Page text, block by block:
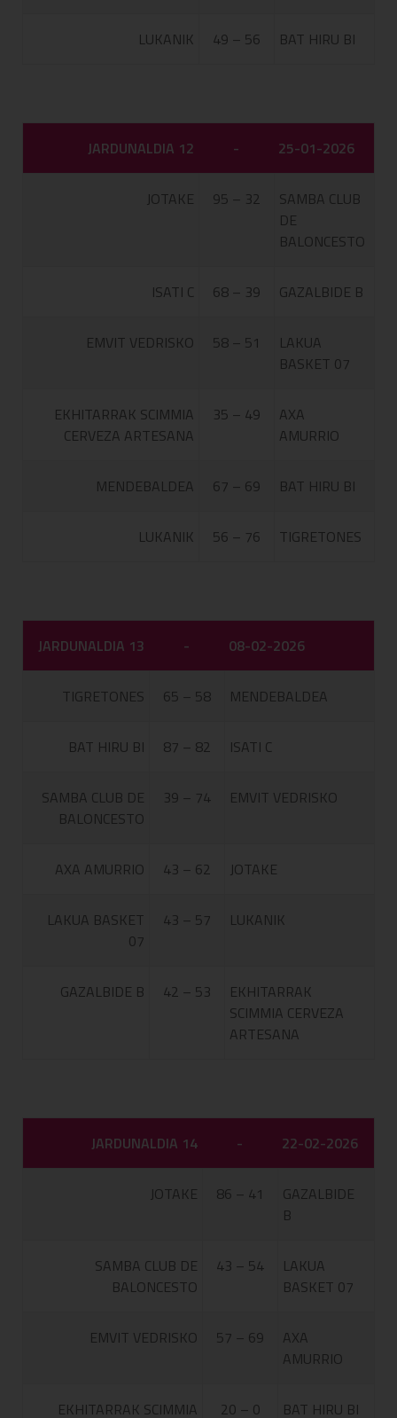
LUKANIK 49 – 56 BAT HIRU BI
JARDUNALDIA 12 - 25-01-2026
JOTAKE 95 – 32
SAMBA CLUB
DE
BALONCESTO
ISATI C 68 – 39 GAZALBIDE B
EMVIT VEDRISKO 58 – 51
LAKUA
BASKET 07
EKHITARRAK SCIMMIA
CERVEZA ARTESANA
35 – 49
AXA
AMURRIO
MENDEBALDEA 67 – 69 BAT HIRU BI
LUKANIK 56 – 76 TIGRETONES
JARDUNALDIA 13 - 08-02-2026
TIGRETONES 65 – 58 MENDEBALDEA
BAT HIRU BI 87 – 82 ISATI C
SAMBA CLUB DE
BALONCESTO
39 – 74 EMVIT VEDRISKO
AXA AMURRIO 43 – 62 JOTAKE
LAKUA BASKET
07
43 – 57 LUKANIK
GAZALBIDE B 42 – 53
EKHITARRAK
SCIMMIA CERVEZA
ARTESANA
JARDUNALDIA 14 - 22-02-2026
JOTAKE 86 – 41
GAZALBIDE
B
SAMBA CLUB DE
BALONCESTO
43 – 54
LAKUA
BASKET 07
EMVIT VEDRISKO 57 – 69
AXA
AMURRIO
EKHITARRAK SCIMMIA 20 – 0 BAT HIRU BI